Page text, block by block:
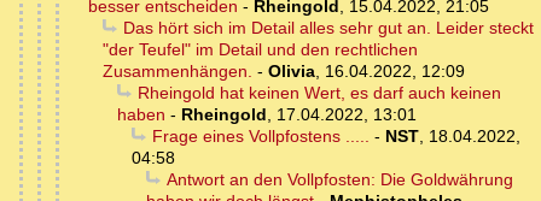
besser entscheiden - Rheingold, 15.04.2022, 21:05
Das hört sich im Detail alles sehr gut an. Leider steckt
"der Teufel" im Detail und den rechtlichen
Zusammenhängen. - Olivia, 16.04.2022, 12:09
Rheingold hat keinen Wert, es darf auch keinen
haben - Rheingold, 17.04.2022, 13:01
Frage eines Vollpfostens ..... - NST, 18.04.2022,
04:58
Antwort an den Vollpfosten: Die Goldwährung